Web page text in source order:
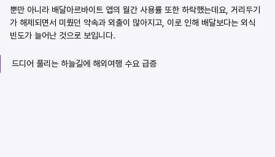
뿐만 아니라 배달아르바이트 앱의 월간 사용률 또한 하락했는데요, 거리두기
가 해제되면서 미뤘던 약속과 외출이 많아지고, 이로 인해 배달보다는 외식
빈도가 늘어난 것으로 보입니다.
드디어 풀리는 하늘길에 해외여행 수요 급증